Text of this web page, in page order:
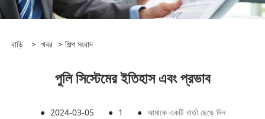
বাড়ি > খবর > শিল্প সংবাদ
পুলি সিস্টেমের ইতিহাস এবং প্রভাব
● 2024-03-05 ● 1 ● আমাকে একটি বার্তা ছেড়ে দিন